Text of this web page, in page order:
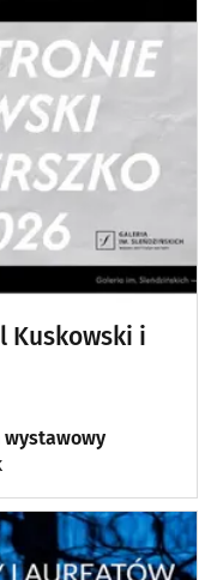
Kuskowski i